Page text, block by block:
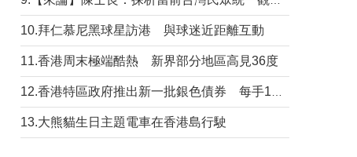
10.拜仁慕尼黑球星訪港 與球迷近距離互動
11.香港周末極端酷熱 新界部分地區高見36度
13.大熊貓生日主題電車在香港島行駛